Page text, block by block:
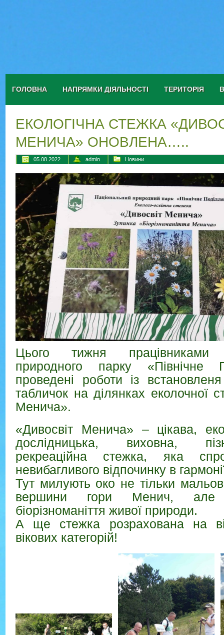
ГОЛОВНА НАПРЯМКИ ДІЯЛЬНОСТІ ТЕРИТОРІЯ
ЕКОЛОГІЧНА СТЕЖКА
МЕНИЧА» ОНОВЛЕНА…..
05.08.2022 admin Новини
Цього тижня працівниками
природного парку «Північне
проведені роботи із
табличок на ділянках еколочної
Менича».
«Дивосвіт Менича» – цікава,
дослідницька, виховна,
рекреаційна стежка, яка
невибагливого відпочинку в
Тут милують око не тільки
вершини гори Менич, але
біорізноманіття живої природи.
А ще стежка розрахована на
вікових категорій!